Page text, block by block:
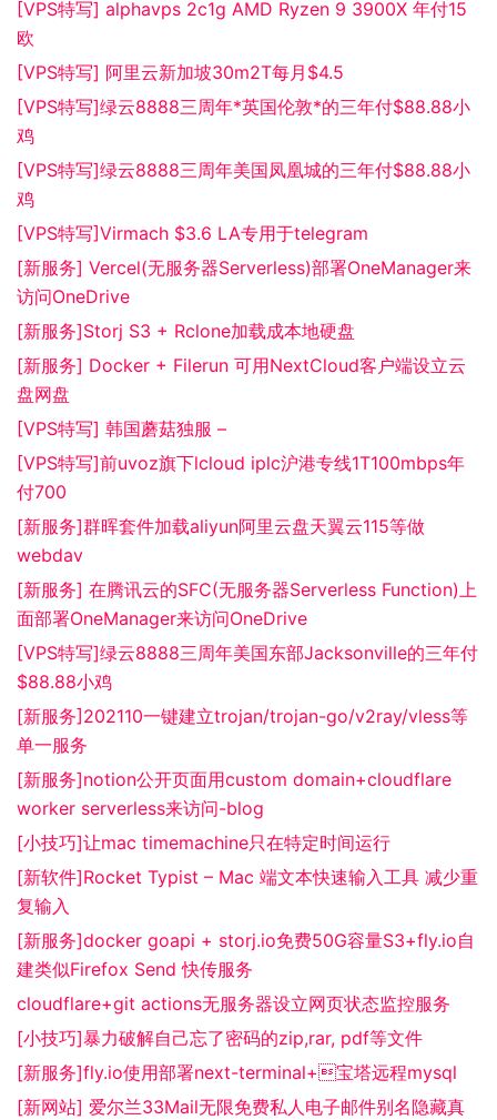
[VPS特写] alphavps 2c1g AMD Ryzen 9 3900X 年付15
欧
[VPS特写] 阿里云新加坡30m2T每月$4.5
[VPS特写]绿云8888三周年*英国伦敦*的三年付$88.88小
鸡
[VPS特写]绿云8888三周年美国凤凰城的三年付$88.88小
鸡
[VPS特写]Virmach $3.6 LA专用于telegram
[新服务] Vercel(无服务器Serverless)部署OneManager来
访问OneDrive
[新服务]Storj S3 + Rclone加载成本地硬盘
[新服务] Docker + Filerun 可用NextCloud客户端设立云
盘网盘
[VPS特写] 韩国蘑菇独服 –
[VPS特写]前uvoz旗下lcloud iplc沪港专线1T100mbps年
付700
[新服务]群晖套件加载aliyun阿里云盘天翼云115等做
webdav
[新服务] 在腾讯云的SFC(无服务器Serverless Function)上
面部署OneManager来访问OneDrive
[VPS特写]绿云8888三周年美国东部Jacksonville的三年付
$88.88小鸡
[新服务]202110一键建立trojan/trojan-go/v2ray/vless等
单一服务
[新服务]notion公开页面用custom domain+cloudflare
worker serverless来访问-blog
[小技巧]让mac timemachine只在特定时间运行
[新软件]Rocket Typist – Mac 端文本快速输入工具 减少重
复输入
[新服务]docker goapi + storj.io免费50G容量S3+fly.io自
建类似Firefox Send 快传服务
cloudflare+git actions无服务器设立网页状态监控服务
[小技巧]暴力破解自己忘了密码的zip,rar, pdf等文件
[新服务]fly.io使用部署next-terminal+宝塔远程mysql
[新网站] 爱尔兰33Mail无限免费私人电子邮件别名隐藏真